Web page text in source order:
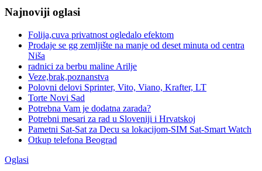
Najnoviji oglasi
Folija,cuva privatnost ogledalo efektom
Prodaje se gg zemljište na manje od deset minuta od centra
Niša
radnici za berbu maline Arilje
Veze,brak,poznanstva
Polovni delovi Sprinter, Vito, Viano, Krafter, LT
Torte Novi Sad
Potrebna Vam je dodatna zarada?
Potrebni mesari za rad u Sloveniji i Hrvatskoj
Pametni Sat-Sat za Decu sa lokacijom-SIM Sat-Smart Watch
Otkup telefona Beograd
Oglasi